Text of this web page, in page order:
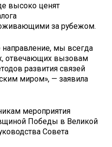
высоко ценят
за рубежом.
направление, мы всегда
отвечающих вызовам
развития связей
миром», — заявила
мероприятия
Победы в Великой
Совета